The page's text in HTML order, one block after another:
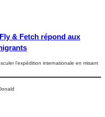
& Fetch répond aux
l’expédition internationale en misant